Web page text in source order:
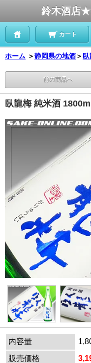
鈴木酒店★
カート
ホーム ＞静岡県の地酒＞
前の商品へ
臥龍梅 純米酒
内容量
販売価格